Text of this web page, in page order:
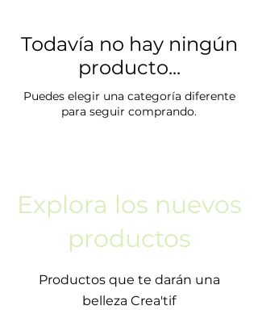
Todavía no hay ningún
producto...
Puedes elegir una categoría diferente
para seguir comprando.
Explora los nuevos
productos
Productos que te darán una
belleza Crea'tif